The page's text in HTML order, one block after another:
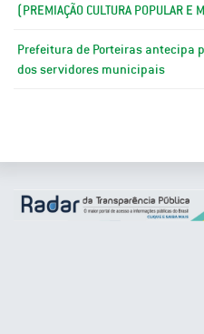
(PREMIAÇÃO CULTURA POPULAR E
Prefeitura de Porteiras antecipa
dos servidores municipais